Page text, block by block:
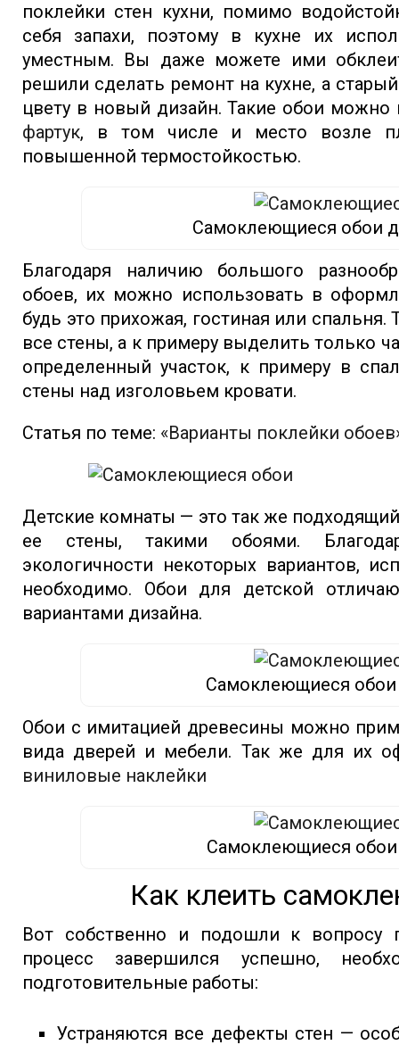
поклейки стен кухни, помимо
себя запахи, поэтому в кухне их
уместным. Вы даже можете ими
решили сделать ремонт на кухне, а
цвету в новый дизайн. Такие обои
фартук, в том числе и место возле
повышенной термостойкостью.
Самоклеющиеся обои
Благодаря наличию большого
обоев, их можно использовать в
будь это прихожая, гостиная или
все стены, а к примеру выделить только
определенный участок, к примеру в
стены над изголовьем кровати.
Статья по теме: «Варианты поклейки
Детские комнаты — это так же
ее стены, такими обоями.
экологичности некоторых вариантов,
необходимо. Обои для детской
вариантами дизайна.
Самоклеющиеся обои
Обои с имитацией древесины можно
вида дверей и мебели. Так же для их
виниловые наклейки
Самоклеющиеся
Как клеить
Вот собственно и подошли к вопросу
процесс завершился успешно,
подготовительные работы:
Устраняются все дефекты стен —